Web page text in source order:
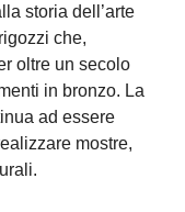
storia dell’arte
che,
oltre un secolo
in bronzo. La
ad essere
mostre,